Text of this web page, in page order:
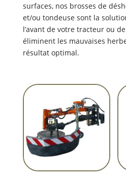
surfaces, nos brosses de
et/ou tondeuse sont la
l’avant de votre tracteur ou
éliminent les mauvaises
résultat optimal.